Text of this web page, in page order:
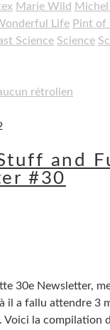
Marie Wild
Life Pint of
Science Science
rétrolien
and
#30
30e Newsletter,
il a fallu attendre 3
Voici la compilation